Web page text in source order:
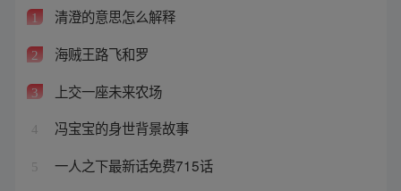
1 清澄的意思怎么解释
2 海贼王路飞和罗
3 上交一座未来农场
4 冯宝宝的身世背景故事
5 一人之下最新话免费715话